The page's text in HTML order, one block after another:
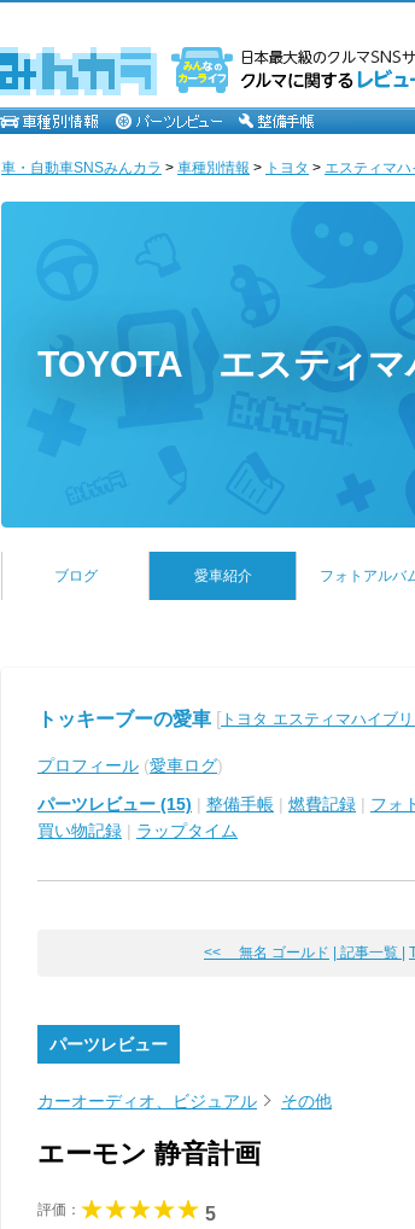
車・自動車SNSみんカラ > 車種別情報 > トヨタ > エスティマ
TOYOTA エスティマ
ブログ 愛車紹介 フォトアルバ
トッキーブーの愛車 [ トヨタ エスティマハイブ
プロフィール (愛車ログ)
パーツレビュー (15) | 整備手帳 | 燃費記録 | フォ
買い物記録 | ラップタイム
<< 無名 ゴールド | 記事一覧 |
パーツレビュー
カーオーディオ、ビジュアル その他
エーモン 静音計画
評価： 5